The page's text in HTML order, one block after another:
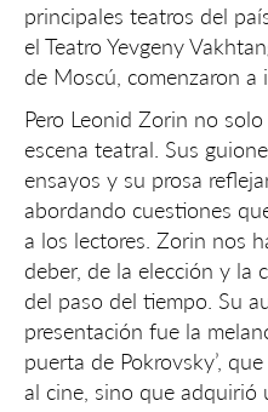
principales teatros del
el Teatro Yevgeny
de Moscú, comenzaron a
Pero Leonid Zorin no
escena teatral. Sus
ensayos y su prosa
abordando cuestiones
a los lectores. Zorin nos
deber, de la elección y la
del paso del tiempo. Su
presentación fue la
puerta de Pokrovsky’,
al cine, sino que adquirió